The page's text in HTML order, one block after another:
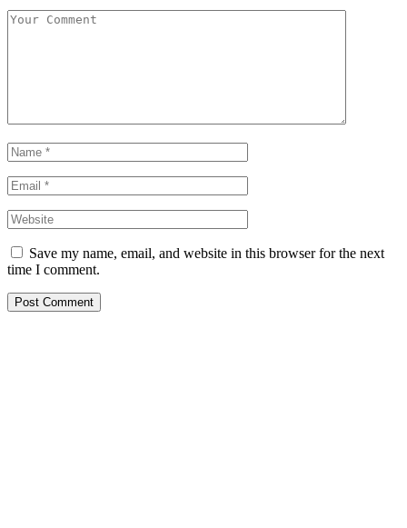
Save my name, email, and website in this browser for the next
time I comment.